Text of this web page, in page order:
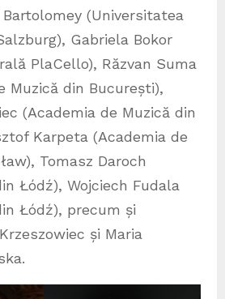
(Universitatea
Gabriela Bokor
PlaCello), Răzvan Suma
Muzică din București),
(Academia de Muzică din
Karpeta (Academia de
Tomasz Daroch
Łódź), Wojciech Fudala
Łódź), precum și
și Maria